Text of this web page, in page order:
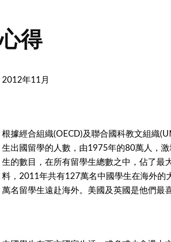
得
2012年11 月
根據經合組織(OECD)及聯合國科教文組織
生出國留學的人數，由1975年的80萬人，激
生的數目，在所有留學生總數之中，佔了最
料， 2011年共有127萬名中國學生在海外的
萬名留學生遠赴海外。美國及英國是他們最